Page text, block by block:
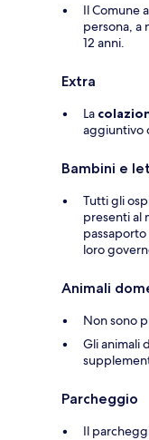
Il Comune
persona, a
12 anni.
Extra
La
aggiuntivo
Bambini e
Tutti gli
presenti al
loro
Animali
Non sono
Gli animali
Parcheggio
Il